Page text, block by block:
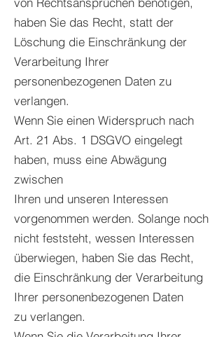
haben Sie das Recht, statt der
Löschung die Einschränkung der
Verarbeitung Ihrer
personenbezogenen Daten zu
verlangen.
Wenn Sie einen Widerspruch nach
Art. 21 Abs. 1 DSGVO eingelegt
haben, muss eine Abwägung
zwischen
Ihren und unseren Interessen
vorgenommen werden. Solange noch
nicht feststeht, wessen Interessen
überwiegen, haben Sie das Recht,
die Einschränkung der Verarbeitung
Ihrer personenbezogenen Daten
zu verlangen.